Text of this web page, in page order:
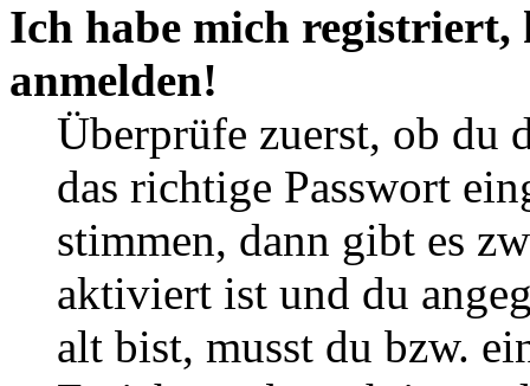
Ich habe mich
anmelden!
Überprüfe zuerst, ob du
das richtige Passwort
stimmen, dann gibt es
aktiviert ist und du
alt bist, musst du bzw.